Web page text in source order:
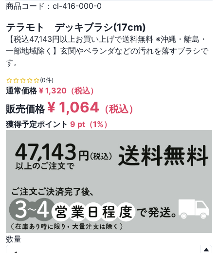
商品コード： cl-416-000-0
テラモト デッキブラシ(17cm)
【税込47,143円以上お買い上げで送料無料 ※沖縄・離島・
一部地域除く】玄関やベランダなどの汚れを落すブラシで
す。
(0件)
通常価格¥ 1,320 （税込）
販売価格¥ 1,064 （税込）
獲得予定ポイント 9 pt（1%）
数量